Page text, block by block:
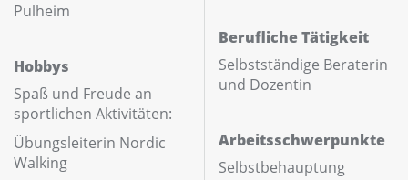
Pulheim
Hobbys
Spaß und Freude an
sportlichen Aktivitäten:
Übungsleiterin Nordic
Walking
Berufliche Tätigkeit
Selbstständige Beraterin
und Dozentin
Arbeits­schwer­punkte
Selbstbehauptung